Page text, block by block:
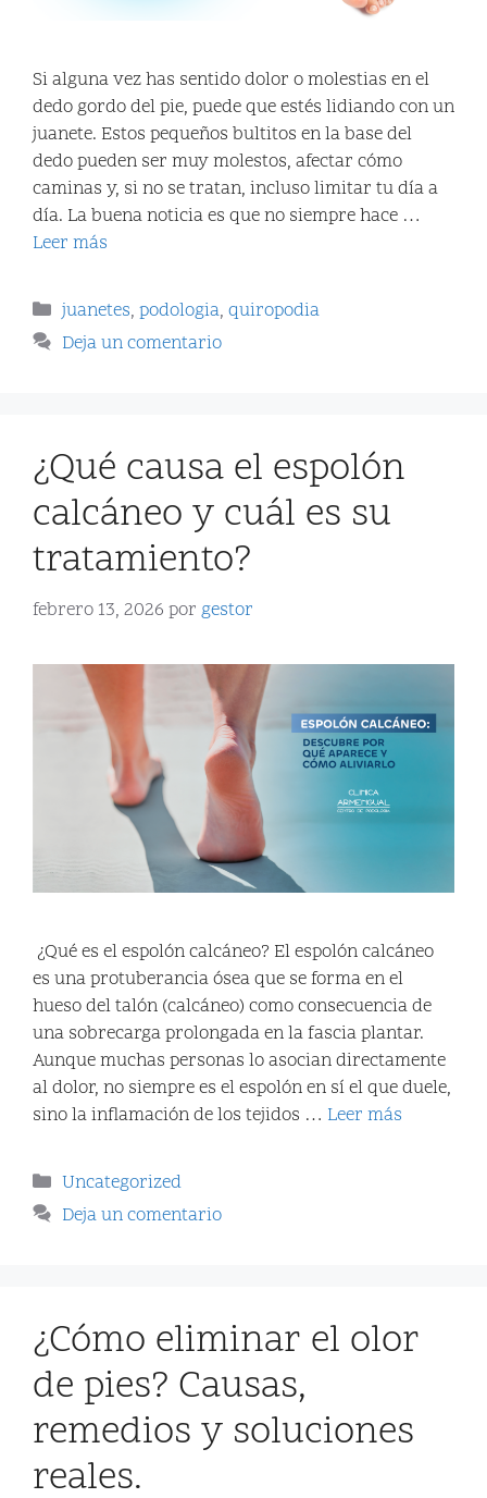
Si alguna vez has sentido dolor o molestias en el
dedo gordo del pie, puede que estés lidiando con un
juanete. Estos pequeños bultitos en la base del
dedo pueden ser muy molestos, afectar cómo
caminas y, si no se tratan, incluso limitar tu día a
día. La buena noticia es que no siempre hace …
Leer más
juanetes,podologia,quiropodia
Deja un comentario
¿Qué causa el espolón
calcáneo y cuál es su
tratamiento?
febrero 13, 2026 por gestor
¿Qué es el espolón calcáneo? El espolón calcáneo
es una protuberancia ósea que se forma en el
hueso del talón (calcáneo) como consecuencia de
una sobrecarga prolongada en la fascia plantar.
Aunque muchas personas lo asocian directamente
al dolor, no siempre es el espolón en sí el que duele,
sino la inflamación de los tejidos … Leer más
Uncategorized
Deja un comentario
¿Cómo eliminar el olor
de pies? Causas,
remedios y soluciones
reales.